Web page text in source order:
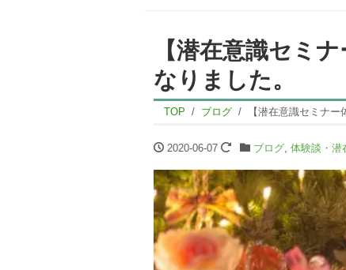
【潜在意識セミ
なりました。
TOP ブログ 【潜在意識セミナ
2020-06-07 ブログ, 体験談・潜